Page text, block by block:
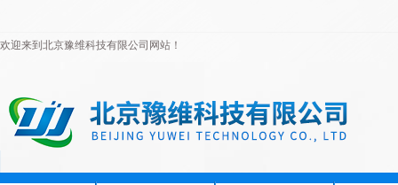
欢迎来到北京豫维科技有限公司网站！